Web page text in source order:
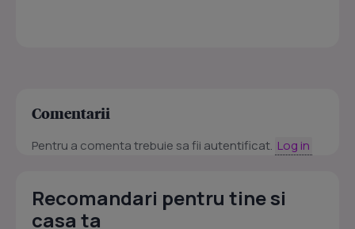
Comentarii
Pentru a comenta trebuie sa fii autentificat. Log in
Recomandari pentru tine si
casa ta